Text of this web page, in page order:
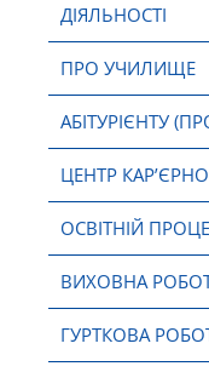
ДІЯЛЬНОСТІ
ПРО УЧИЛИЩЕ
АБІТУРІЄНТУ
ЦЕНТР
ОСВІТНІЙ
ВИХОВНА
ГУРТКОВА